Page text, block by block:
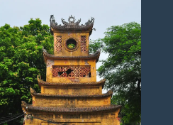
to
content